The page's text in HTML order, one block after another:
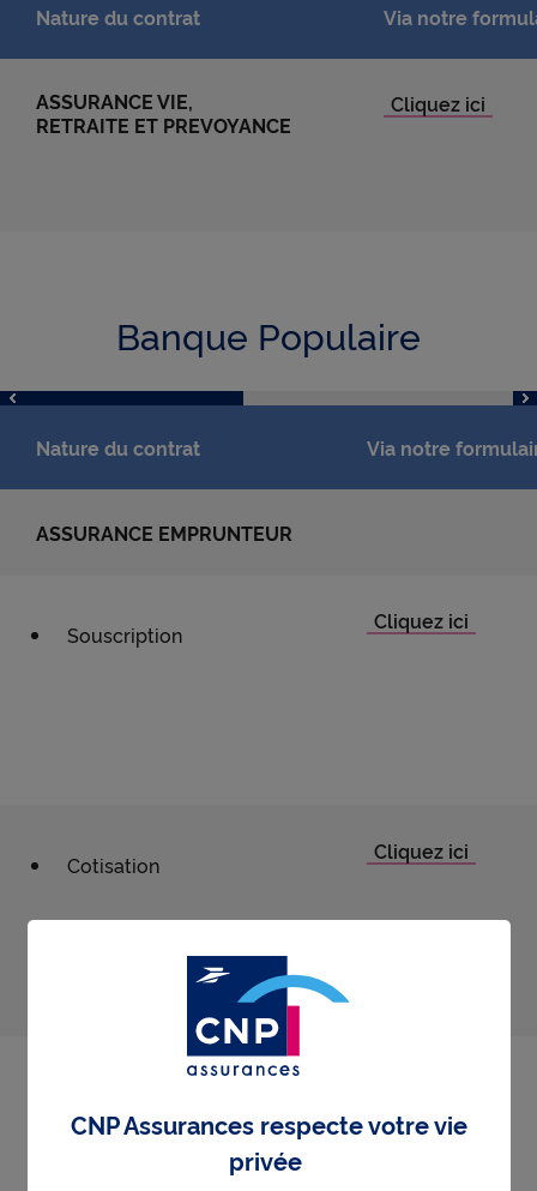
Nature du contrat Via notre
ASSURANCE VIE,
RETRAITE ET PREVOYANCE
Banque Populaire
Nature du contrat Via notre
ASSURANCE EMPRUNTEUR
Souscription
Cotisation
CNP Assurances respecte votre vie
privée